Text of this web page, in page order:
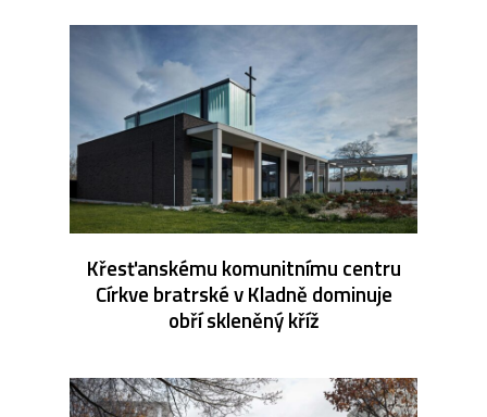
Křesťanskému komunitnímu centru
Církve bratrské v Kladně dominuje
obří skleněný kříž